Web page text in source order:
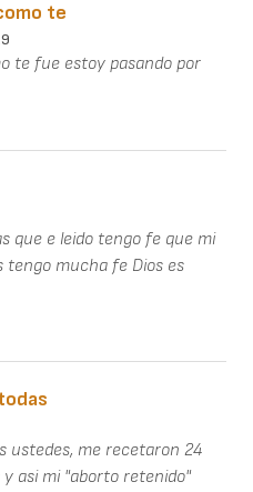
te
te fue estoy pasando por
que e leido tengo fe que mi
tengo mucha fe Dios es
ustedes, me recetaron 24
asi mi "aborto retenido"